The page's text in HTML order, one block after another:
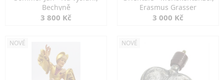
Bechyně
3 800 Kč
Erasmus Grasser
3 000 Kč
NOVÉ NOVÉ